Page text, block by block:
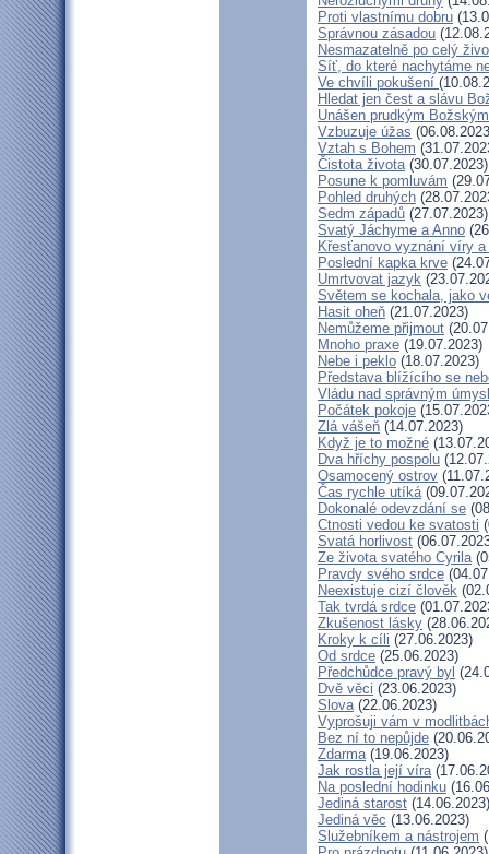
Proti vlastnímu dobru
Správnou zásadou
Nesmazatelně po celý
Síť, do které nachytáme
Ve chvíli pokušení
Hledat jen čest a slávu
Unášen prudkým
Vzbuzuje úžas
Vztah s Bohem
Čistota života(30.07.2023)
Posune k pomluvám
Pohled druhých
Sedm západů (27.07.2023)
Svatý Jáchyme a Anno
Křesťanovo vyznání víry
Poslední kapka krve
Umrtvovat jazyk
Světem se kochala, jako
Hasit oheň (21.07.2023)
Nemůžeme přijmout
Mnoho praxe (19.07.2023)
Nebe i peklo (18.07.2023)
Představa blížícího se
Vládu nad správným
Počátek pokoje
Zlá vášeň (14.07.2023)
Když je to možné
Dva hříchy pospolu
Osamocený ostrov
Čas rychle utíká
Dokonalé odevzdání se
Ctnosti vedou ke svatosti
Svatá horlivost
Ze života svatého Cyrila
Pravdy svého srdce
Neexistuje cizí člověk
Tak tvrdá srdce
Zkušenost lásky
Kroky k cíli (27.06.2023)
Od srdce (25.06.2023)
Předchůdce pravý byl
Dvě věci (23.06.2023)
Slova(22.06.2023)
Vyprošuji vám v
Bez ní to nepůjde
Zdarma(19.06.2023)
Jak rostla její víra
Na poslední hodinku
Jediná starost (14.06.2023)
Jediná věc (13.06.2023)
Služebníkem a nástrojem